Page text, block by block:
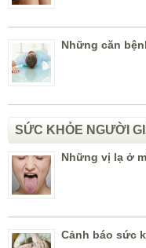
Những căn
SỨC KHỎE NGƯỜI
Những vị lạ ở
Cảnh báo sức